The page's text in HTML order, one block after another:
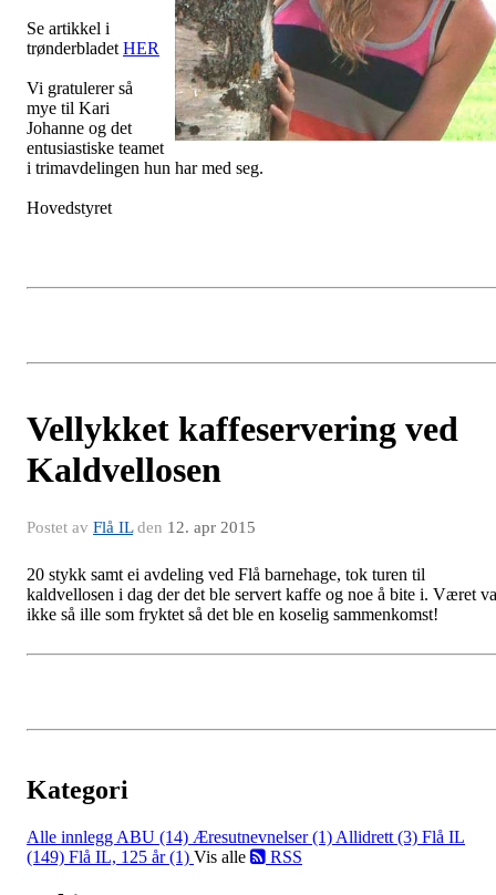
Se artikkel i
trønderbladet HER
Vi gratulerer så
mye til Kari
Johanne og det
entusiastiske teamet
i trimavdelingen hun har med seg.
Hovedstyret
Vellykket kaffeservering ved
Kaldvellosen
Postet av Flå ILden 12. apr 2015
20 stykk samt ei avdeling ved Flå barnehage, tok turen til
kaldvellosen i dag der det ble servert kaffe og noe å bite i. Været
ikke så ille som fryktet så det ble en koselig sammenkomst!
Kategori
Alle innlegg ABU (14) Æresutnevnelser (1) Allidrett (3) Flå IL
(149) Flå IL, 125 år (1) Vis alle RSS